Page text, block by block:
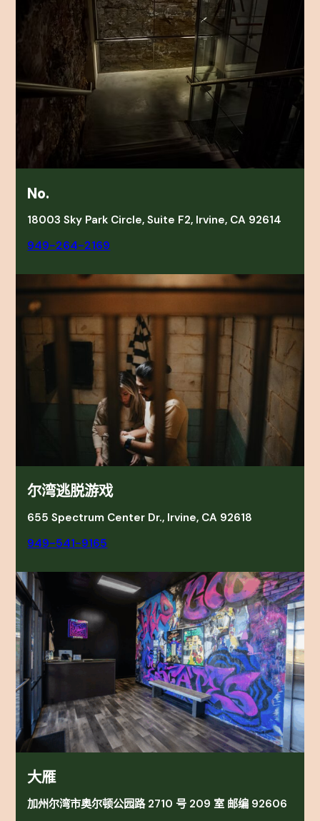
No.
18003 Sky Park Circle, Suite F2, Irvine, CA 92614
949-264-2169
尔湾逃脱游戏
655 Spectrum Center Dr., Irvine, CA 92618
949-541-9165
大雁
加州尔湾市奥尔顿公园路 2710 号 209 室 邮编 92606